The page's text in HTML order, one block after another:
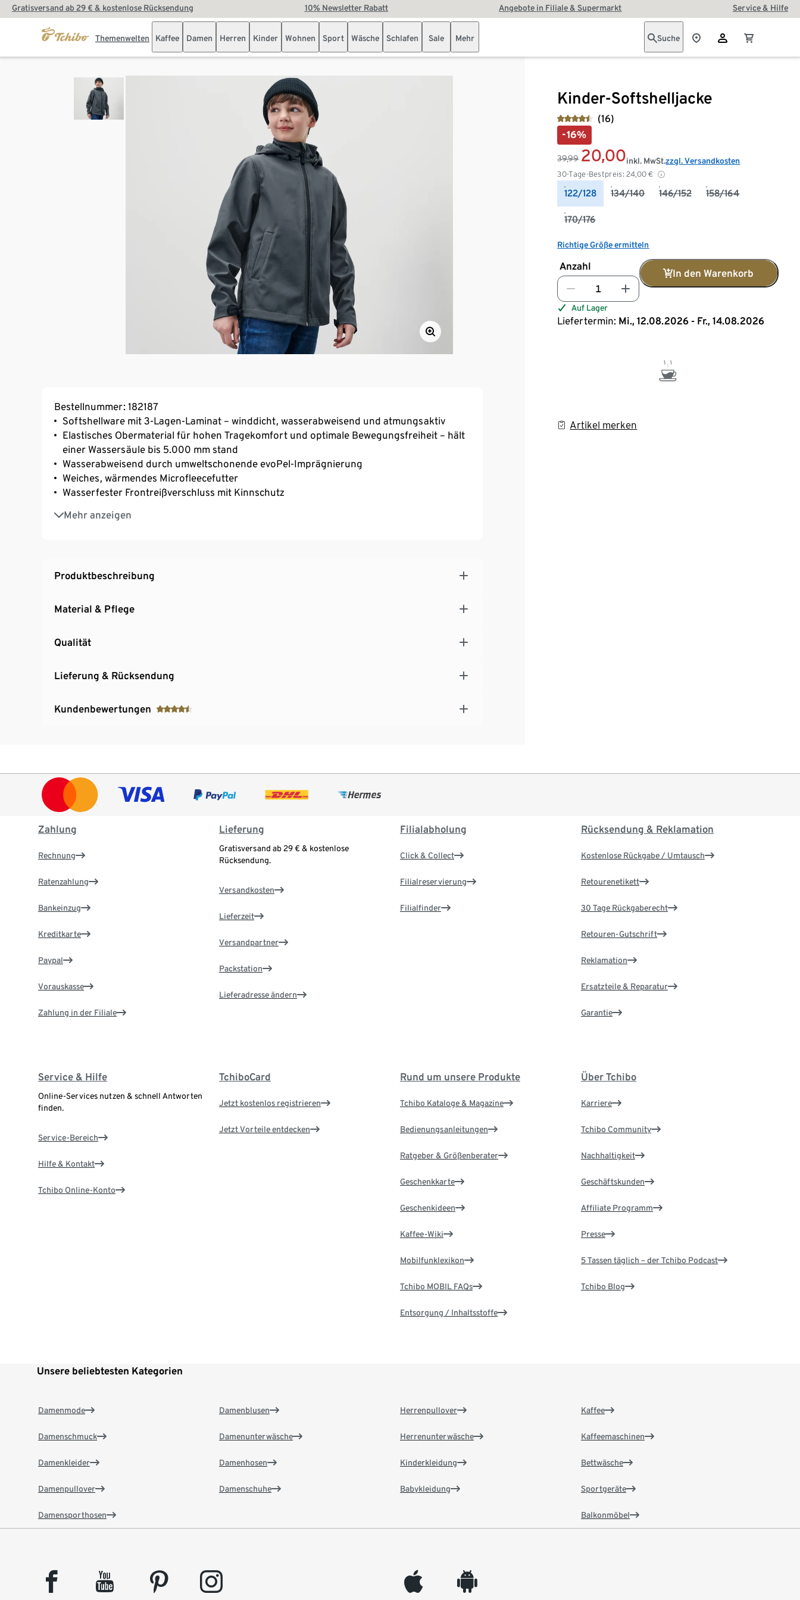
Gratisversand ab 29 € & kostenlose Rücksendung 10% Newsletter Rabatt Angebote in Filiale & Supermarkt Service & Hilfe
Themenwelten Kaffee Damen Herren Kinder Wohnen Sport Wäsche Schlafen Sale Mehr Suche
Kinder-Softshelljacke
(16)
-16%
39,99 20,00
30-Tage-Bestpreis: 24,00 €
inkl. MwSt.zzgl. Versandkosten
122/128 134/140 146/152 158/164
170/176
Richtige Größe ermitteln
Anzahl
In den Warenkorb
Auf Lager
Liefertermin: Mi., 12.08.2026 - Fr., 14.08.2026
Artikel merken
Bestellnummer: 182187
Softshellware mit 3-Lagen-Laminat – winddicht, wasserabweisend und atmungsaktiv
Elastisches Obermaterial für hohen Tragekomfort und optimale Bewegungsfreiheit – hält
einer Wassersäule bis 5.000 mm stand
Wasserabweisend durch umweltschonende evoPel-Imprägnierung
Weiches, wärmendes Microfleecefutter
Wasserfester Frontreißverschluss mit Kinnschutz
Mehr anzeigen
2 Taschen auf der Vorderseite
Abknöpfbare Kapuze
Antipilling-Ausrüstung verhindert die Bildung von Faserknötchen
Produktbeschreibung
Material & Pflege
Qualität
Lieferung & Rücksendung
Kundenbewertungen
Zahlung
Rechnung
Ratenzahlung
Bankeinzug
Kreditkarte
Paypal
Vorauskasse
Zahlung in der Filiale
Lieferung
Gratisversand ab 29 € & kostenlose
Rücksendung.
Versandkosten
Lieferzeit
Versandpartner
Packstation
Lieferadresse ändern
Filialabholung
Click & Collect
Filialreservierung
Filialfinder
Rücksendung & Reklamation
Kostenlose Rückgabe / Umtausch
Retourenetikett
30 Tage Rückgaberecht
Retouren-Gutschrift
Reklamation
Ersatzteile & Reparatur
Garantie
Service & Hilfe
Online-Services nutzen & schnell Antworten
finden.
Service-Bereich
Hilfe & Kontakt
Tchibo Online-Konto
TchiboCard
Jetzt kostenlos registrieren
Jetzt Vorteile entdecken
Rund um unsere Produkte
Tchibo Kataloge & Magazine
Bedienungsanleitungen
Ratgeber & Größenberater
Geschenkkarte
Geschenkideen
Kaffee-Wiki
Mobilfunklexikon
Tchibo MOBIL FAQs
Entsorgung / Inhaltsstoffe
Über Tchibo
Karriere
Tchibo Community
Nachhaltigkeit
Geschäftskunden
Affiliate Programm
Presse
5 Tassen täglich – der Tchibo Podcast
Tchibo Blog
Unsere beliebtesten Kategorien
Damenmode
Damenschmuck
Damenkleider
Damenpullover
Damensporthosen
Damenblusen
Damenunterwäsche
Damenhosen
Damenschuhe
Herrenpullover
Herrenunterwäsche
Kinderkleidung
Babykleidung
Kaffee
Kaffeemaschinen
Bettwäsche
Sportgeräte
Balkonmöbel
facebook youtube pinterest instagram appleinc android